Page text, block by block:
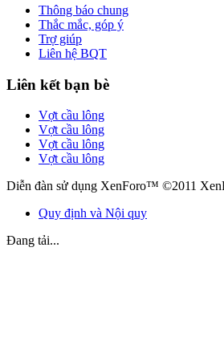
Thông báo chung
Thắc mắc, góp ý
Trợ giúp
Liên hệ BQT
Liên kết bạn bè
Vợt cầu lông
Vợt cầu lông
Vợt cầu lông
Vợt cầu lông
Diễn đàn sử dụng XenForo™ ©2011
Quy định và Nội quy
Đang tải...